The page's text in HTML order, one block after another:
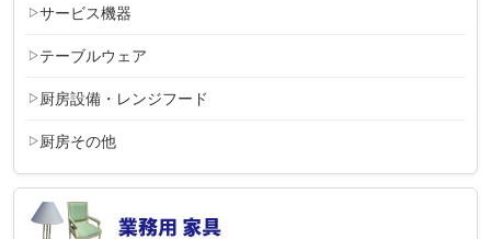
サービス機器
テーブルウェア
厨房設備・レンジフード
厨房その他